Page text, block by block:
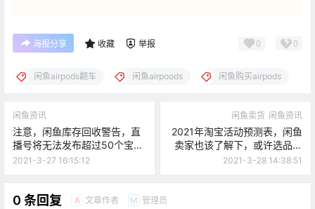
海报分享 收藏 举报 0 0
闲鱼airpods翻车 闲鱼airpoods 闲鱼购买airpods
闲鱼资讯
注意，闲鱼库存回收警告，直
播号将无法发布超过50个宝
贝！
2021-3-27 16:15:12
闲鱼卖货 闲鱼资讯
2021年淘宝活动预测表，闲鱼
卖家也该了解下，或许选品问
题就解决了！
2021-3-28 14:38:51
0 条回复 A 文章作者 M 管理员